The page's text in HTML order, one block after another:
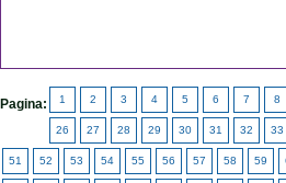
Pagina: 1 2 3 4 5 6 7 8
26 27 28 29 30 31 32 33
51 52 53 54 55 56 57 58 59